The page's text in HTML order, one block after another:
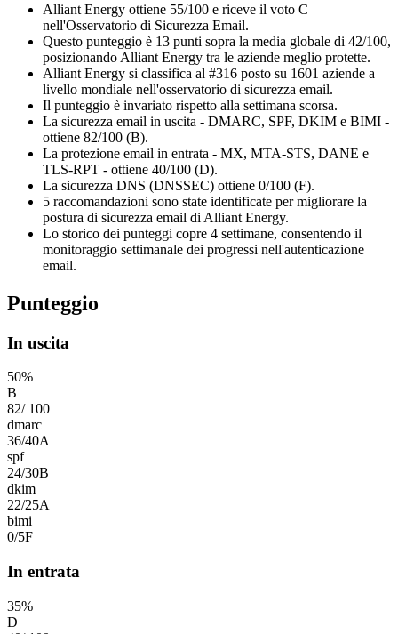
Alliant Energy ottiene 55/100 e riceve il voto C
nell'Osservatorio di Sicurezza Email.
Questo punteggio è 13 punti sopra la media globale di 42/100,
posizionando Alliant Energy tra le aziende meglio protette.
Alliant Energy si classifica al #316 posto su 1601 aziende a
livello mondiale nell'osservatorio di sicurezza email.
Il punteggio è invariato rispetto alla settimana scorsa.
La sicurezza email in uscita - DMARC, SPF, DKIM e BIMI -
ottiene 82/100 (B).
La protezione email in entrata - MX, MTA-STS, DANE e
TLS-RPT - ottiene 40/100 (D).
La sicurezza DNS (DNSSEC) ottiene 0/100 (F).
5 raccomandazioni sono state identificate per migliorare la
postura di sicurezza email di Alliant Energy.
Lo storico dei punteggi copre 4 settimane, consentendo il
monitoraggio settimanale dei progressi nell'autenticazione
email.
Punteggio
In uscita
50%
B
82/ 100
dmarc
36/40A
spf
24/30B
dkim
22/25A
bimi
0/5F
In entrata
35%
D